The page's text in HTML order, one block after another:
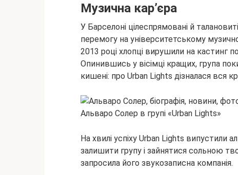
Музична кар’єра
У Барселоні цілеспрямовані й
перемогу на університетському
2013 році хлопці вирушили на кастинг
Опинившись у вісімці кращих, група
кишені: про Urban Lights дізналася вся
Альваро Солер в групі «Urban Lights»
На хвилі успіху Urban Lights випустили
залишити групу і зайнятися сольною
запросила його звукозаписна компанія.